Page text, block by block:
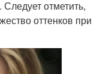
отметить,
оттенков при